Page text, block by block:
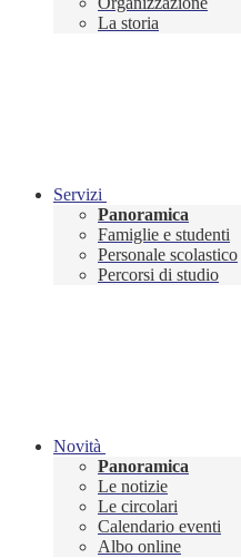
La storia
Servizi
Panoramica
Famiglie e studenti
Personale scolastico
Percorsi di studio
Novità
Panoramica
Le notizie
Le circolari
Calendario eventi
Albo online